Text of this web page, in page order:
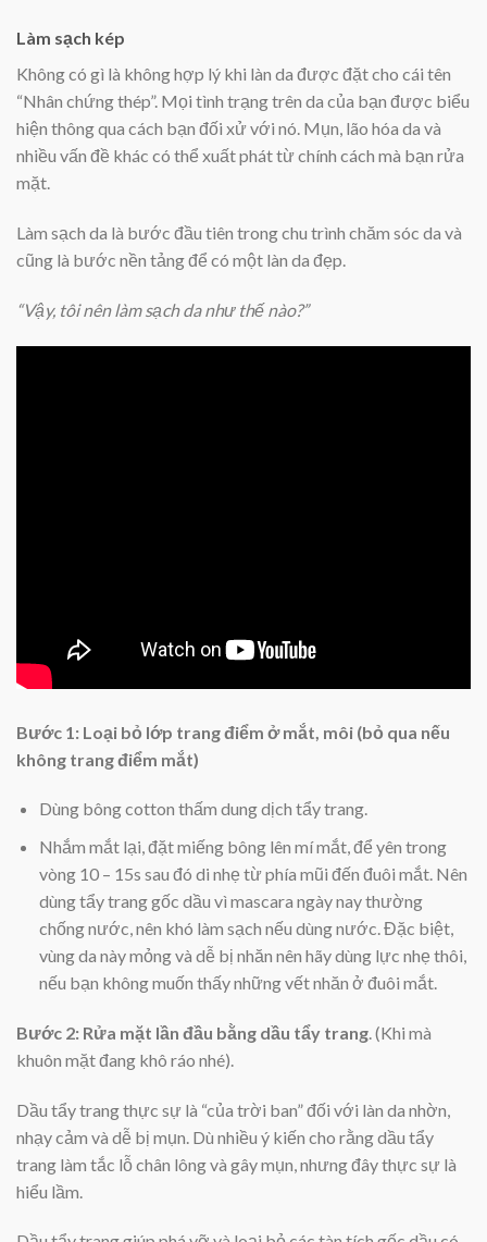
Làm sạch kép
Không có gì là không hợp lý khi làn da được đặt cho cái tên
“Nhân chứng thép”. Mọi tình trạng trên da của bạn được biểu
hiện thông qua cách bạn đối xử với nó. Mụn, lão hóa da và
nhiều vấn đề khác có thể xuất phát từ chính cách mà bạn rửa
mặt.
Làm sạch da là bước đầu tiên trong chu trình chăm sóc da và
cũng là bước nền tảng để có một làn da đẹp.
“Vậy, tôi nên làm sạch da như thế nào?”
Bước 1: Loại bỏ lớp trang điểm ở mắt, môi (bỏ qua nếu
không trang điểm mắt)
Dùng bông cotton thấm dung dịch tẩy trang.
Nhắm mắt lại, đặt miếng bông lên mí mắt, để yên trong
vòng 10 – 15s sau đó di nhẹ từ phía mũi đến đuôi mắt. Nên
dùng tẩy trang gốc dầu vì mascara ngày nay thường
chống nước, nên khó làm sạch nếu dùng nước. Đặc biệt,
vùng da này mỏng và dễ bị nhăn nên hãy dùng lực nhẹ thôi,
nếu bạn không muốn thấy những vết nhăn ở đuôi mắt.
Bước 2: Rửa mặt lần đầu bằng dầu tẩy trang . (Khi mà
khuôn mặt đang khô ráo nhé).
Dầu tẩy trang thực sự là “của trời ban” đối với làn da nhờn,
nhạy cảm và dễ bị mụn. Dù nhiều ý kiến cho rằng dầu tẩy
trang làm tắc lỗ chân lông và gây mụn, nhưng đây thực sự là
hiểu lầm.